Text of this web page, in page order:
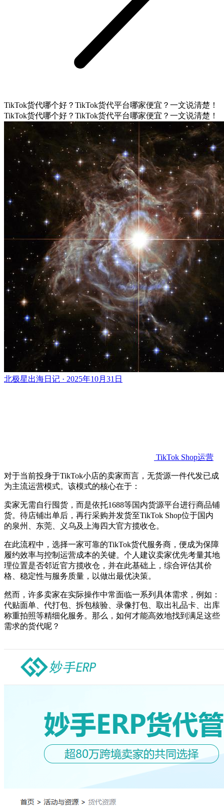
TikTok货代哪个好？TikTok货代平台哪家便宜？一文说清楚！
TikTok货代哪个好？TikTok货代平台哪家便宜？一文说清楚！
北极星出海日记 · 2025年10月31日
TikTok Shop运营
对于当前投身于TikTok小店的卖家而言，无货源一件代发已成
为主流运营模式。该模式的核心在于：
卖家无需自行囤货，而是依托1688等国内货源平台进行商品铺
货。待店铺出单后，再行采购并发货至TikTok Shop位于国内
的泉州、东莞、义乌及上海四大官方揽收仓。
在此流程中，选择一家可靠的TikTok货代服务商，便成为保障
履约效率与控制运营成本的关键。 个人建议卖家优先考量其地
理位置是否邻近官方揽收仓，并在此基础上，综合评估其价
格、稳定性与服务质量，以做出最优决策。
然而，许多卖家在实际操作中常面临一系列具体需求，例如：
代贴面单、代打包、拆包核验、录像打包、取出礼品卡、出库
称重拍照等精细化服务。那么，如何才能高效地找到满足这些
需求的货代呢？